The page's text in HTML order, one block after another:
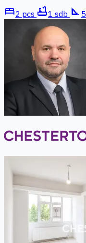
bed2 pcs bathtub1 sdb square_foot